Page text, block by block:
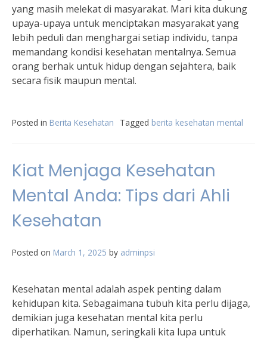
yang masih melekat di masyarakat. Mari kita dukung
upaya-upaya untuk menciptakan masyarakat yang
lebih peduli dan menghargai setiap individu, tanpa
memandang kondisi kesehatan mentalnya. Semua
orang berhak untuk hidup dengan sejahtera, baik
secara fisik maupun mental.
Posted in Berita Kesehatan Tagged berita kesehatan mental
Kiat Menjaga Kesehatan
Mental Anda: Tips dari Ahli
Kesehatan
Posted on March 1, 2025 by adminpsi
Kesehatan mental adalah aspek penting dalam
kehidupan kita. Sebagaimana tubuh kita perlu dijaga,
demikian juga kesehatan mental kita perlu
diperhatikan. Namun, seringkali kita lupa untuk